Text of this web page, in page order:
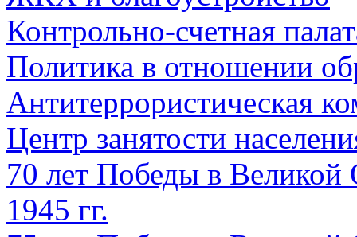
Контрольно-счетная
Политика в отношении
Антитеррористическая
Центр занятости
70 лет Победы в Великой
1945 гг.